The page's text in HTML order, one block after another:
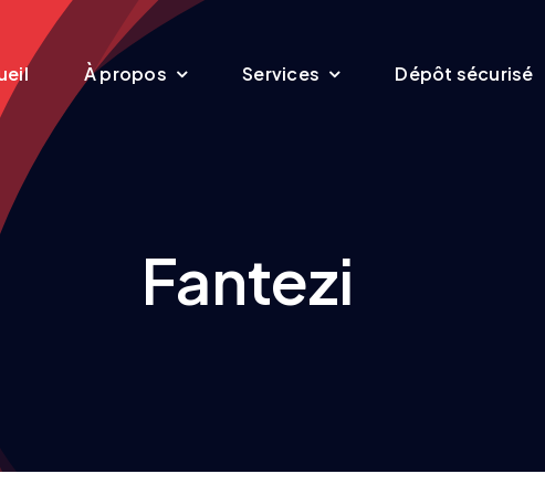
À propos Services Dépôt sécurisé
Fantezi